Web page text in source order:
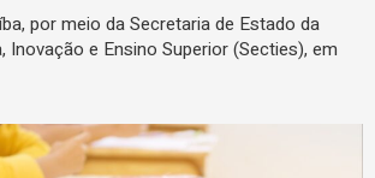
por meio da Secretaria de Estado da
Inovação e Ensino Superior (Secties), em